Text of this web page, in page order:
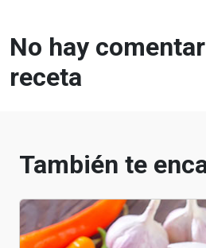
No hay
receta
También te